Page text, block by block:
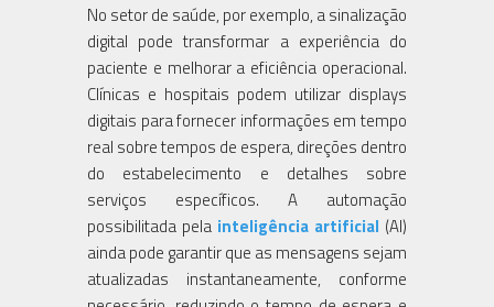
No setor de saúde, por exemplo, a sinalização
digital pode transformar a experiência do
paciente e melhorar a eficiência operacional.
Clínicas e hospitais podem utilizar displays
digitais para fornecer informações em tempo
real sobre tempos de espera, direções dentro
do estabelecimento e detalhes sobre
serviços específicos. A automação
possibilitada pela inteligência artificial (AI)
ainda pode garantir que as mensagens sejam
atualizadas instantaneamente, conforme